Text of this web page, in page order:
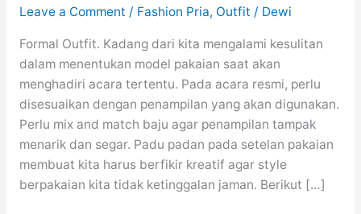
Leave a Comment / Fashion Pria, Outfit / Dewi
Formal Outfit. Kadang dari kita mengalami kesulitan
dalam menentukan model pakaian saat akan
menghadiri acara tertentu. Pada acara resmi, perlu
disesuaikan dengan penampilan yang akan digunakan.
Perlu mix and match baju agar penampilan tampak
menarik dan segar. Padu padan pada setelan pakaian
membuat kita harus berfikir kreatif agar style
berpakaian kita tidak ketinggalan jaman. Berikut […]